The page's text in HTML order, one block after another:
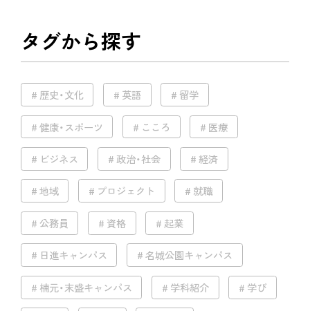
タグから探す
歴史・文化 英語 留学
健康・スポーツ こころ 医療
ビジネス 政治・社会 経済
地域 プロジェクト 就職
公務員 資格 起業
日進キャンパス 名城公園キャンパス
楠元・末盛キャンパス 学科紹介 学び